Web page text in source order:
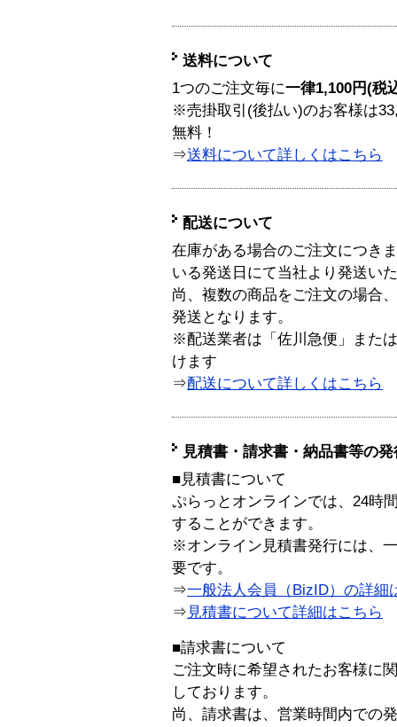
送料について
1つのご注文毎に一律1,100円(税
※売掛取引(後払い)のお客様は
無料！
⇒送料について詳しくはこちら
配送について
在庫がある場合のご注文につき
いる発送日にて当社より発送い
尚、複数の商品をご注文の場合
発送となります。
※配送業者は「佐川急便」また
けます
⇒配送について詳しくはこちら
見積書・請求書・納品書等の
■見積書について
ぷらっとオンラインでは、24時
することができます。
※オンライン見積書発行には、
要です。
⇒一般法人会員（BizID）の詳細
⇒ 見積書について詳細はこちら
■請求書について
ご注文時に希望されたお客様に
しております。
尚、請求書は、営業時間内での